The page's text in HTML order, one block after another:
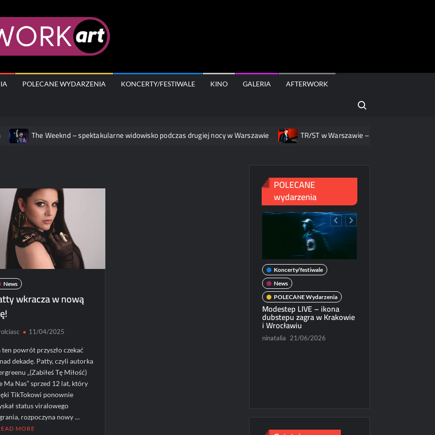
POLECANE WYDARZENIA KONCERTY/FESTIWALE KINO GALERIA AFTERWORK
Search for:
The Weeknd – spektakularne widowisko podczas drugiej nocy w Warszawie TR/ST w Warszawie – nowa muzyka, nowa
News
wkracza w nową
11/04/2025
ten powrót przyszło czekać
dekadę. Patty, czyli autorka
„(Zabiłeś Tę Miłość)
Ma Nas” sprzed 12 lat, który
TikTokowi ponownie
status viralowego
rozpoczyna nowy …
MORE
POLECANE
wydarzenia
POLECANE News
Paweł Rychter
Koncerty/festiwale
News
POLECANE Wydarzenia
Modestep LIVE – ikona
dubstepu zagra w Krakowie
i Wrocławiu
ninatalia 21/06/2026